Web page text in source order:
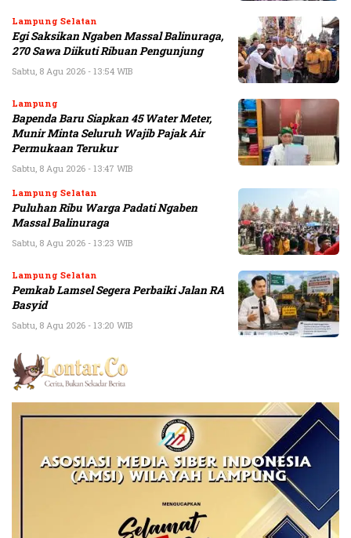
Lampung Selatan
Egi Saksikan Ngaben Massal Balinuraga,
270 Sawa Diikuti Ribuan Pengunjung
Sabtu, 8 Agu 2026 - 13:54 WIB
Lampung
Bapenda Baru Siapkan 45 Water Meter,
Munir Minta Seluruh Wajib Pajak Air
Permukaan Terukur
Sabtu, 8 Agu 2026 - 13:47 WIB
Lampung Selatan
Puluhan Ribu Warga Padati Ngaben
Massal Balinuraga
Sabtu, 8 Agu 2026 - 13:23 WIB
Lampung Selatan
Pemkab Lamsel Segera Perbaiki Jalan RA
Basyid
Sabtu, 8 Agu 2026 - 13:20 WIB